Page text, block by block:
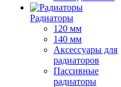
Радиаторы
120 мм
140 мм
Аксессуары для
радиаторов
Пассивные
радиаторы